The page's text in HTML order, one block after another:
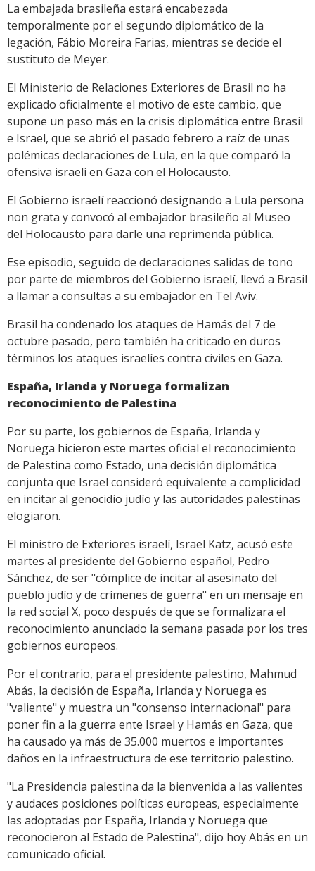
La embajada brasileña estará encabezada
temporalmente por el segundo diplomático de la
legación, Fábio Moreira Farias, mientras se decide el
sustituto de Meyer.
El Ministerio de Relaciones Exteriores de Brasil no ha
explicado oficialmente el motivo de este cambio, que
supone un paso más en la crisis diplomática entre Brasil
e Israel, que se abrió el pasado febrero a raíz de unas
polémicas declaraciones de Lula, en la que comparó la
ofensiva israelí en Gaza con el Holocausto.
El Gobierno israelí reaccionó designando a Lula persona
non grata y convocó al embajador brasileño al Museo
del Holocausto para darle una reprimenda pública.
Ese episodio, seguido de declaraciones salidas de tono
por parte de miembros del Gobierno israelí, llevó a Brasil
a llamar a consultas a su embajador en Tel Aviv.
Brasil ha condenado los ataques de Hamás del 7 de
octubre pasado, pero también ha criticado en duros
términos los ataques israelíes contra civiles en Gaza.
España, Irlanda y Noruega formalizan
reconocimiento de Palestina
Por su parte, los gobiernos de España, Irlanda y
Noruega hicieron este martes oficial el reconocimiento
de Palestina como Estado, una decisión diplomática
conjunta que Israel consideró equivalente a complicidad
en incitar al genocidio judío y las autoridades palestinas
elogiaron.
El ministro de Exteriores israelí, Israel Katz, acusó este
martes al presidente del Gobierno español, Pedro
Sánchez, de ser "cómplice de incitar al asesinato del
pueblo judío y de crímenes de guerra" en un mensaje en
la red social X, poco después de que se formalizara el
reconocimiento anunciado la semana pasada por los tres
gobiernos europeos.
Por el contrario, para el presidente palestino, Mahmud
Abás, la decisión de España, Irlanda y Noruega es
"valiente" y muestra un "consenso internacional" para
poner fin a la guerra ente Israel y Hamás en Gaza, que
ha causado ya más de 35.000 muertos e importantes
daños en la infraestructura de ese territorio palestino.
"La Presidencia palestina da la bienvenida a las valientes
y audaces posiciones políticas europeas, especialmente
las adoptadas por España, Irlanda y Noruega que
reconocieron al Estado de Palestina", dijo hoy Abás en un
comunicado oficial.